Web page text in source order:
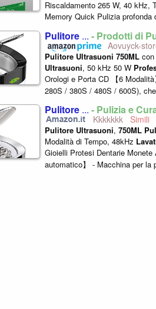
Riscaldamento 265 W, 40 kHz,
Memory Quick Pulizia profonda
Pulitore ... - Prodotti di
Aovuyck-
Pulitore Ultrasuoni 750ML
Ultrasuoni, 50 kHz 50 W
Orologi e Porta CD 【6
280S / 380S / 480S / 600S),
Pulitore ... - Pulizia e
Kkkkkkk
Pulitore Ultrasuoni, 750ML
Modalità di Tempo, 48kHz
Gioielli Protesi Dentarie
automatico】 - Macchina per la